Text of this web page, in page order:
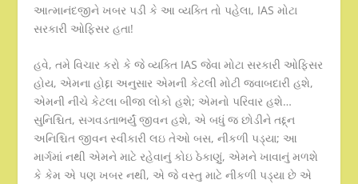
આત્માનંદજીને ખબર પડી કે આ વ્યક્તિ તો પહેલા, IAS મોટા
સરકારી ઓફિસર હતા!
હવે, તમે વિચાર કરો કે જે વ્યક્તિ IAS જેવા મોટા સરકારી ઓફિસર
હોય, એમના હોદ્દા અનુસાર એમની કેટલી મોટી જવાબદારી હશે,
એમની નીચે કેટલા બીજા લોકો હશે; એમનો પરિવાર હશે…
સુનિશ્ચિત, સગવડતાભર્યું જીવન હશે, એ બધું જ છોડીને તદ્દ્ન
અનિશ્ચિત જીવન સ્વીકારી લઇ તેઓ બસ, નીકળી પડ્યા; આ
માર્ગમાં નથી એમને માટે રહેવાનું કોઇ ઠેકાણું, એમને ખાવાનું મળશે
કે કેમ એ પણ ખબર નથી, એ જે વસ્તુ માટે નીકળી પડ્યા છે એ